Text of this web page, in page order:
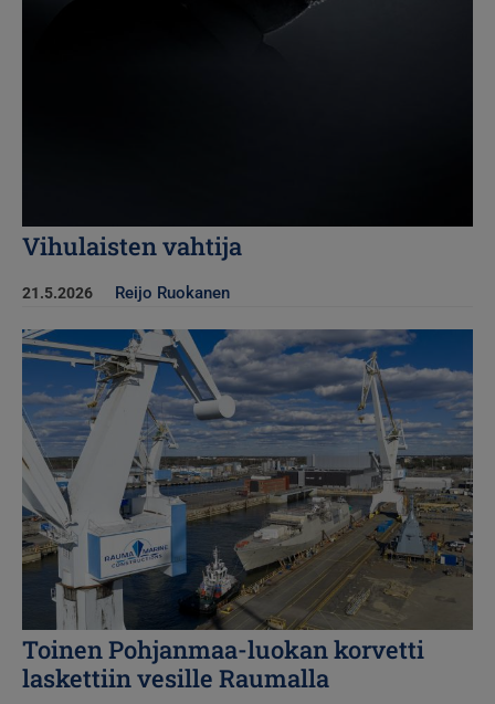
Vihulaisten vahtija
21.5.2026 Reijo Ruokanen
Kuva
Toinen Pohjanmaa-luokan korvetti
laskettiin vesille Raumalla